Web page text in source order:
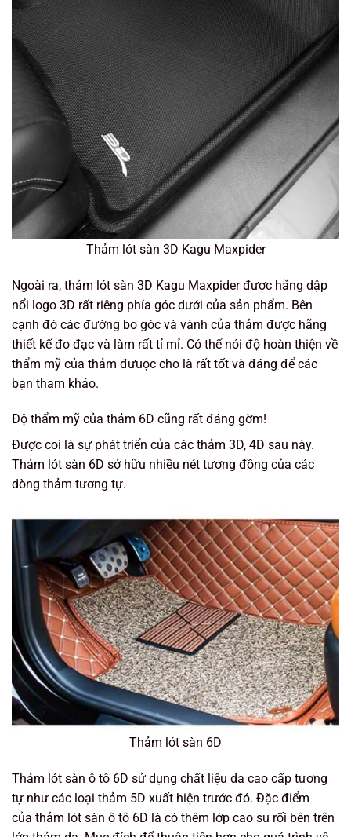
Thảm lót sàn 3D Kagu Maxpider
Ngoài ra, thảm lót sàn 3D Kagu Maxpider được hãng dập
nổi logo 3D rất riêng phía góc dưới của sản phẩm. Bên
cạnh đó các đường bo góc và vành của thảm được hãng
thiết kế đo đạc và làm rất tỉ mỉ. Có thể nói độ hoàn thiện về
thẩm mỹ của thảm đưuọc cho là rất tốt và đáng để các
bạn tham khảo.
Độ thẩm mỹ của thảm 6D cũng rất đáng gờm!
Được coi là sự phát triển của các thảm 3D, 4D sau này.
Thảm lót sàn 6D sở hữu nhiều nét tương đồng của các
dòng thảm tương tự.
Thảm lót sàn 6D
Thảm lót sàn ô tô 6D sử dụng chất liệu da cao cấp tương
tự như các loại thảm 5D xuất hiện trước đó. Đặc điểm
của thảm lót sàn ô tô 6D là có thêm lớp cao su rối bên trên